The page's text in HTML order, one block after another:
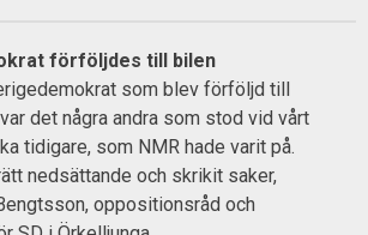
förföljdes till bilen
som blev förföljd till
det några andra som stod vid vårt
tidigare, som NMR hade varit på.
nedsättande och skrikit saker,
oppositionsråd och